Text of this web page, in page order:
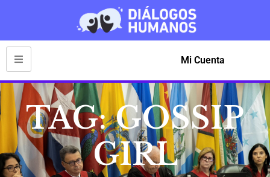
Mi Cuenta
TAG: GOSSIP
GIRL